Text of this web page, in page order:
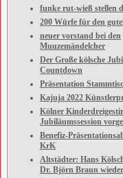
funke rut-wieß stellen
200 Würfe für den
neuer vorstand bei den
Muuzemändelcher
Der Große kölsche
Countdown
Präsentation
Kajuja 2022
Kölner
Jubiläumssession
Benefiz-
KrK
Altstädter: Hans
Dr. Björn Braun